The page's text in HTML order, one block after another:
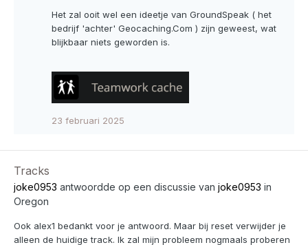
Het zal ooit wel een ideetje van GroundSpeak ( het
bedrijf 'achter' Geocaching.Com ) zijn geweest, wat
blijkbaar niets geworden is.
23 februari 2025
Tracks
joke0953 antwoordde op een discussie van joke0953 in
Oregon
Ook alex1 bedankt voor je antwoord. Maar bij reset verwijder je
alleen de huidige track. Ik zal mijn probleem nogmaals proberen